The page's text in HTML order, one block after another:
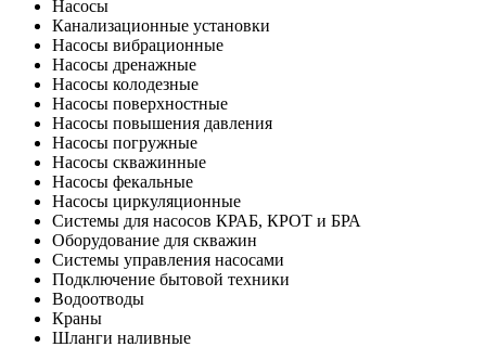
Насосы
Канализационные установки
Насосы вибрационные
Насосы дренажные
Насосы колодезные
Насосы поверхностные
Насосы повышения давления
Насосы погружные
Насосы скважинные
Насосы фекальные
Насосы циркуляционные
Системы для насосов КРАБ, КРОТ и БРА
Оборудование для скважин
Системы управления насосами
Подключение бытовой техники
Водоотводы
Краны
Шланги наливные